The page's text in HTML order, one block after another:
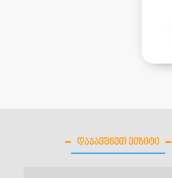
ᲓᲐᲯᲐᲕᲨᲜᲔᲗ ᲕᲘᲖᲘᲢᲘ